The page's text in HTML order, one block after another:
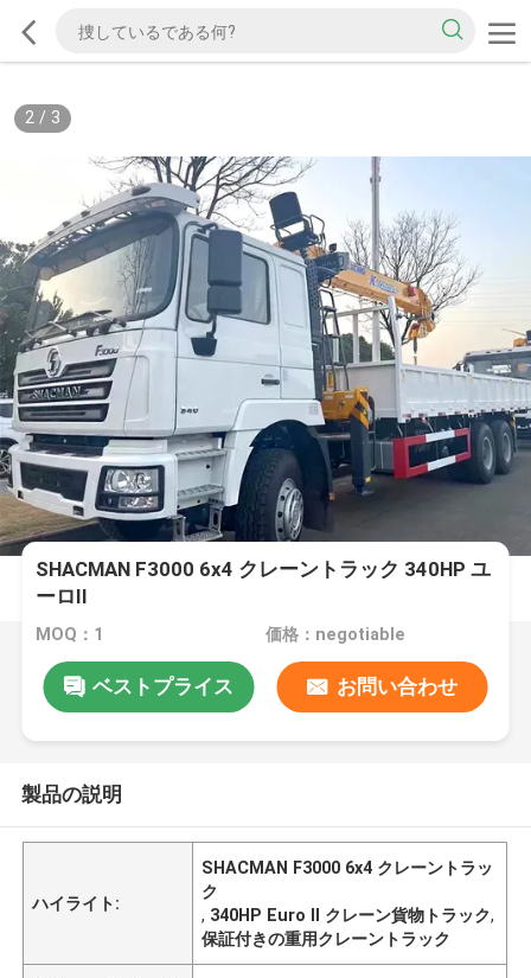
2/ 3
SHACMAN F3000 6x4 クレーントラック 340HP ユ
ーロII
MOQ：1 価格：negotiable
ベストプライス お問い合わせ
製品の説明
ハイライト:
SHACMAN F3000 6x4 クレーントラッ
ク
, 340HP Euro II クレーン貨物トラック,
保証付きの重用クレーントラック